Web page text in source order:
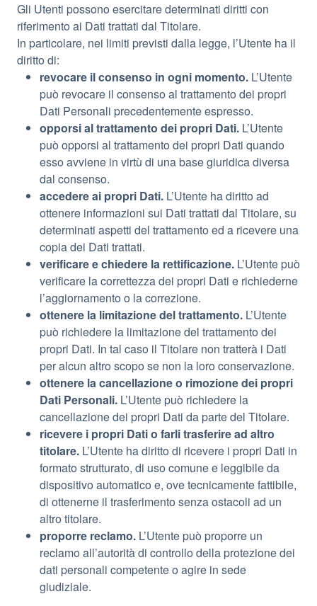
Gli Utenti possono esercitare determinati diritti con
riferimento ai Dati trattati dal Titolare.
In particolare, nei limiti previsti dalla legge, l’Utente ha il
diritto di:
revocare il consenso in ogni momento. L’Utente
può revocare il consenso al trattamento dei propri
Dati Personali precedentemente espresso.
opporsi al trattamento dei propri Dati. L’Utente
può opporsi al trattamento dei propri Dati quando
esso avviene in virtù di una base giuridica diversa
dal consenso.
accedere ai propri Dati. L’Utente ha diritto ad
ottenere informazioni sui Dati trattati dal Titolare, su
determinati aspetti del trattamento ed a ricevere una
copia dei Dati trattati.
verificare e chiedere la rettificazione. L’Utente può
verificare la correttezza dei propri Dati e richiederne
l’aggiornamento o la correzione.
ottenere la limitazione del trattamento. L’Utente
può richiedere la limitazione del trattamento dei
propri Dati. In tal caso il Titolare non tratterà i Dati
per alcun altro scopo se non la loro conservazione.
ottenere la cancellazione o rimozione dei propri
Dati Personali. L’Utente può richiedere la
cancellazione dei propri Dati da parte del Titolare.
ricevere i propri Dati o farli trasferire ad altro
titolare. L’Utente ha diritto di ricevere i propri Dati in
formato strutturato, di uso comune e leggibile da
dispositivo automatico e, ove tecnicamente fattibile,
di ottenerne il trasferimento senza ostacoli ad un
altro titolare.
proporre reclamo. L’Utente può proporre un
reclamo all’autorità di controllo della protezione dei
dati personali competente o agire in sede
giudiziale.